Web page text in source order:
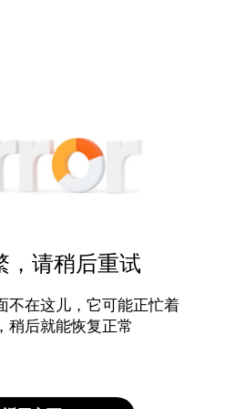
，请稍后重试
不在这儿，它可能正忙着
稍后就能恢复正常